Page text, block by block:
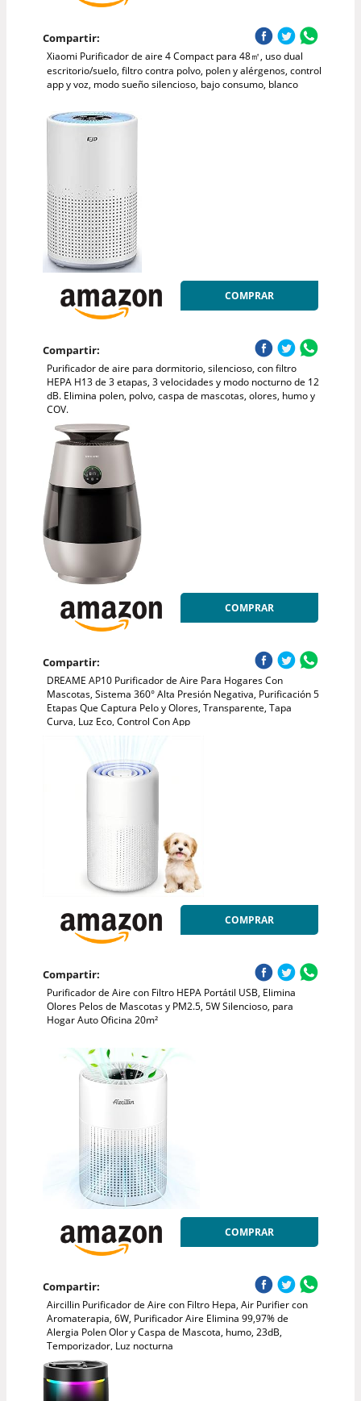
Compartir:
Xiaomi Purificador de aire 4 Compact para 48㎡, uso dual
escritorio/suelo, filtro contra polvo, polen y alérgenos, control
app y voz, modo sueño silencioso, bajo consumo, blanco
COMPRAR
Compartir:
Purificador de aire para dormitorio, silencioso, con filtro
HEPA H13 de 3 etapas, 3 velocidades y modo nocturno de 12
dB. Elimina polen, polvo, caspa de mascotas, olores, humo y
COV.
COMPRAR
Compartir:
DREAME AP10 Purificador de Aire Para Hogares Con
Mascotas, Sistema 360° Alta Presión Negativa, Purificación 5
Etapas Que Captura Pelo y Olores, Transparente, Tapa
Curva, Luz Eco, Control Con App
COMPRAR
Compartir:
Purificador de Aire con Filtro HEPA Portátil USB, Elimina
Olores Pelos de Mascotas y PM2.5, 5W Silencioso, para
Hogar Auto Oficina 20m²
COMPRAR
Compartir:
Aircillin Purificador de Aire con Filtro Hepa, Air Purifier con
Aromaterapia, 6W, Purificador Aire Elimina 99,97% de
Alergia Polen Olor y Caspa de Mascota, humo, 23dB,
Temporizador, Luz nocturna